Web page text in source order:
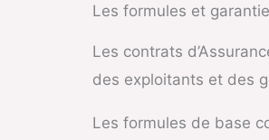
Les formules et
Les contrats
des exploitants et des
Les formules de base